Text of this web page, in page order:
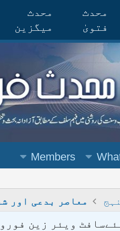
محدث
فتویٰ
محدث
میگزین
Members
معاصر بدعی اور